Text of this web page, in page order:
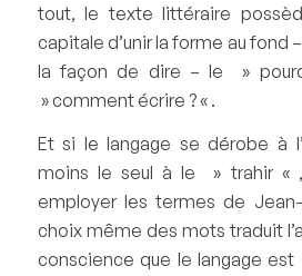
tout, le texte littéraire
capitale d’unir la forme au fond
la façon de dire – le »
» comment écrire ? « .
Et si le langage se dérobe à
moins le seul à le » trahir «
employer les termes de
choix même des mots traduit
conscience que le langage est